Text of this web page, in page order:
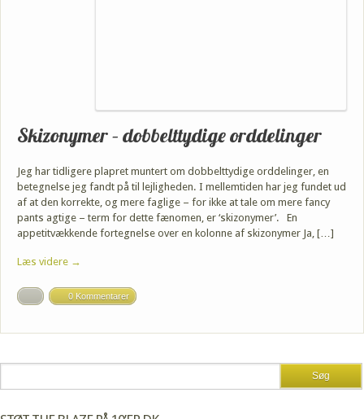
Skizonymer – dobbelttydige orddelinger
Jeg har tidligere plapret muntert om dobbelttydige orddelinger, en
betegnelse jeg fandt på til lejligheden. I mellemtiden har jeg fundet ud
af at den korrekte, og mere faglige – for ikke at tale om mere fancy
pants agtige – term for dette fænomen, er ‘skizonymer’. En
appetitvækkende fortegnelse over en kolonne af skizonymer Ja, […]
Læs videre →
0 Kommentarer